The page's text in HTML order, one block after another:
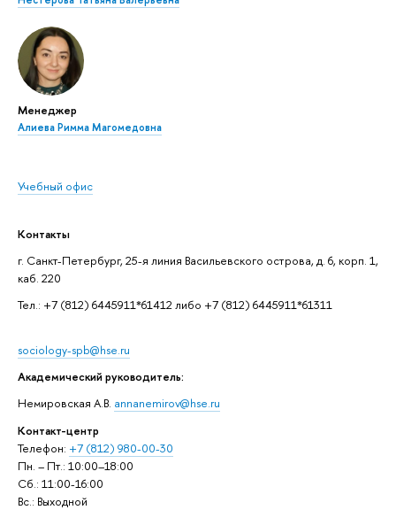
Менеджер
Алиева Римма Магомедовна
Учебный офис
Контакты
г. Санкт-Петербург, 25-я линия Васильевского острова, д. 6, корп. 1,
каб. 220
Тел.: +7 (812) 6445911*61412 либо +7 (812) 6445911*61311
sociology-spb@hse.ru
Академический руководитель:
Немировская А.В. annanemirov@hse.ru
Контакт-центр
Телефон: +7 (812) 980-00-30
Пн. – Пт.: 10:00–18:00
Сб.: 11:00-16:00
Вс.: Выходной